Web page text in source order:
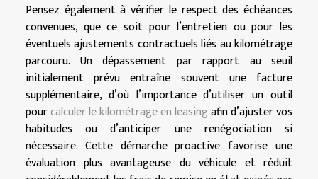
Pensez également à vérifier le respect des échéances
convenues, que ce soit pour l’entretien ou pour les
éventuels ajustements contractuels liés au kilométrage
parcouru. Un dépassement par rapport au seuil
initialement prévu entraîne souvent une facture
supplémentaire, d’où l’importance d’utiliser un outil
pourcalculer le kilométrage en leasingafin d’ajuster vos
habitudes ou d’anticiper une renégociation si
nécessaire. Cette démarche proactive favorise une
évaluation plus avantageuse du véhicule et réduit